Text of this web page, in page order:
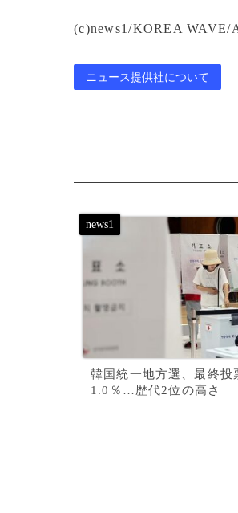
(c)news1/KOREA WAVE/
ニュース提供社について
韓国統一地方選、最終投
1.0％…歴代2位の高さ